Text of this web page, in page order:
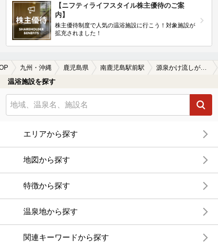
【ニフティライフスタイル株主優待のご案
内】
株主優待制度で人気の温浴施設に行こう！対象施設が
拡充されました！
九州・沖縄 鹿児島県 南鹿児島駅前駅
温浴施設を探す
エリアから探す
地図から探す
特徴から探す
温泉地から探す
関連キーワードから探す